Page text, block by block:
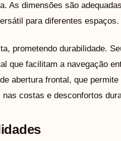
As dimensões são
para diferentes espaços.
prometendo durabilidade.
que facilitam a navegação
abertura frontal, que permite
costas e desconfortos